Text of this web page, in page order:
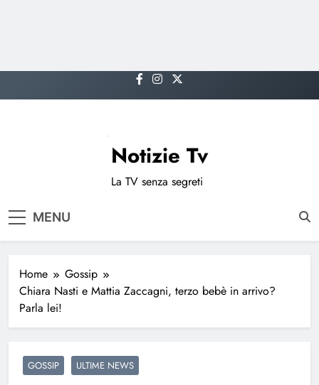
to
Notizie Tv
La TV senza segreti
MENU
Home
Gossip
Chiara Nasti e Mattia Zaccagni, terzo bebè in arrivo?
Parla lei!
GOSSIP ULTIME NEWS